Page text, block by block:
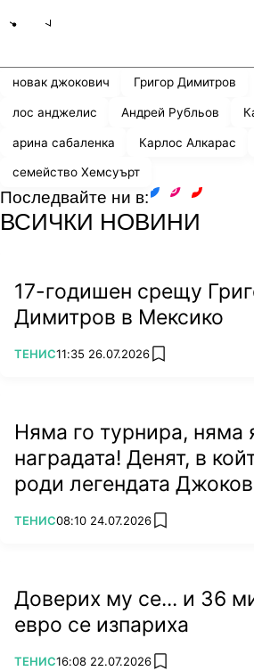
новак джокович Григор Димитров
лос анджелис Андрей Рубльов
арина сабаленка Карлос Алкарас
семейство Хемсуърт
Последвайте ни в:
ВСИЧКИ НОВИНИ
17-годишен срещу
Димитров в Мексико
ПОВЕЧЕ ОТ
ТЕНИС11:35 26.07.2026 add favorites
Няма го турнира, няма
наградата! Денят, в
роди легендата
ПОВЕЧЕ ОТ
ТЕНИС08:10 24.07.2026 add favorites
Доверих му се... и 36
евро се изпариха
ПОВЕЧЕ ОТ
ТЕНИС16:08 22.07.2026 add favorites